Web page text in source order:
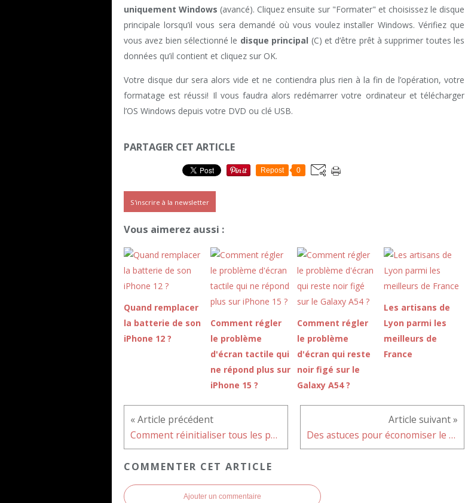
uniquement Windows (avancé). Cliquez ensuite sur "Formater" et choisissez le disque
principale lorsqu’il vous sera demandé où vous voulez installer Windows. Vérifiez que
vous avez bien sélectionné le disque principal (C) et d’être prêt à supprimer toutes les
données qu’il contient et cliquez sur OK.
Votre disque dur sera alors vide et ne contiendra plus rien à la fin de l’opération, votre
formatage est réussi! Il vous faudra alors redémarrer votre ordinateur et télécharger
l’OS Windows depuis votre DVD ou clé USB.
PARTAGER CET ARTICLE
Repost 0
S'inscrire à la newsletter
Vous aimerez aussi :
Quand remplacer
la batterie de son
iPhone 12 ?
Comment régler
le problème
d'écran tactile qui
ne répond plus sur
iPhone 15 ?
Comment régler
le problème
d'écran qui reste
noir figé sur le
Galaxy A54 ?
Les artisans de
Lyon parmi les
meilleurs de
France
Comment réinitialiser tous les paramètres iOS 15 ? Des astuces pour économiser le carburant de votre voiture
COMMENTER CET ARTICLE
Ajouter un commentaire